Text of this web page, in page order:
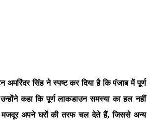
अमरिंदर सिंह ने स्पष्ट कर दिया है कि पंजाब में पूर्ण
कहा कि पूर्ण लाकडाउन समस्या का हल नहीं
अपने घरों की तरफ चल देते हैं, जिससे अन्य